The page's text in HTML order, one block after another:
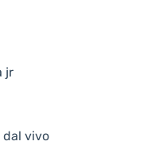
jr
dal vivo